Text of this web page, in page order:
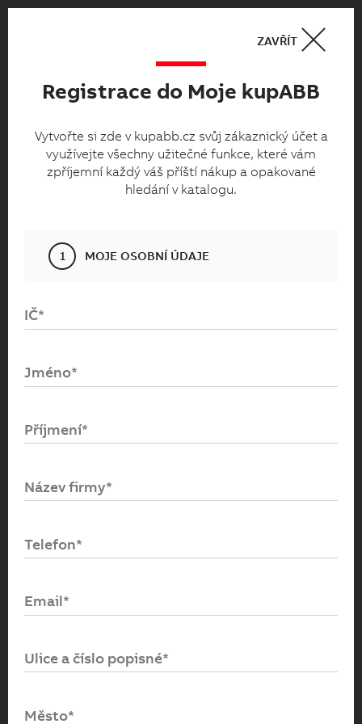
0
Moje kupabb.cz
Vytvořte si zde v kupabb.cz svůj zákaznický
účet a využívejte všechny užitečné funkce,
které vám zpříjemní každý váš příští nákup
Přihlaste se
Registrace do Moje kupABB
Vytvořte si zde v kupabb.cz svůj zákaznický účet a
využívejte všechny užitečné funkce, které vám
zpříjemní každý váš příští nákup a opakované
hledání v katalogu.
1 MOJE OSOBNÍ ÚDAJE
IČ*
Jméno*
Příjmení*
Název firmy*
Telefon*
Email*
Ulice a číslo popisné*
Město*
ZAVŘÍT